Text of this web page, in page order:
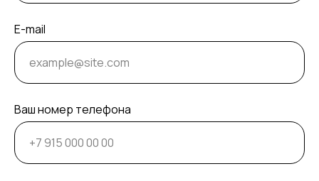
E-mail
Ваш номер телефона